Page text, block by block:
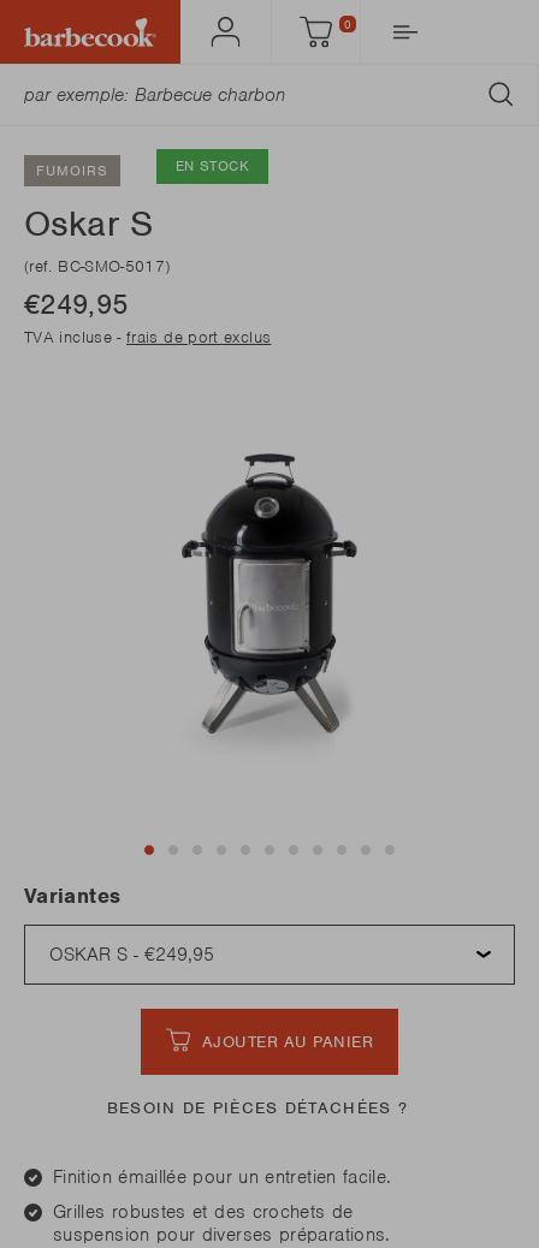
Mon
Panier
0
FUMOIRS EN STOCK
Oskar S
(ref. BC-SMO-5017)
€249,95
TVA incluse -frais de port exclus
Variantes
AJOUTER AU PANIER
BESOIN DE PIÈCES DÉTACHÉES ?
Finition émaillée pour un entretien facile.
Grilles robustes et des crochets de
suspension pour diverses préparations.